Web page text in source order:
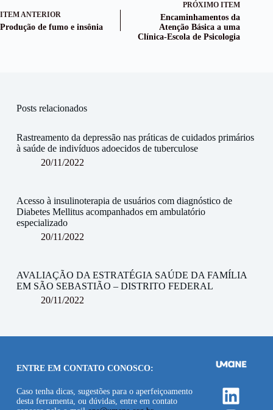
ITEM ANTERIOR
Produção de fumo e insônia
PRÓXIMO ITEM
Encaminhamentos da
Atenção Básica a uma
Clínica-Escola de Psicologia
Posts relacionados
Rastreamento da depressão nas práticas de cuidados primários
à saúde de indivíduos adoecidos de tuberculose
20/11/2022
Acesso à insulinoterapia de usuários com diagnóstico de
Diabetes Mellitus acompanhados em ambulatório
especializado
20/11/2022
AVALIAÇÃO DA ESTRATÉGIA SAÚDE DA FAMÍLIA
EM SÃO SEBASTIÃO – DISTRITO FEDERAL
20/11/2022
ENTRE EM CONTATO CONOSCO:
Caso tenha dicas, sugestões para o aperfeiçoamento
desta ferramenta, ou dúvidas, entre em contato